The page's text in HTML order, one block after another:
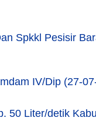
Spkkl Pesisir
IV/Dip (27-
50 Liter/detik